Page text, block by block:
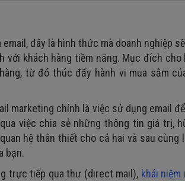
đây là hình thức mà doanh nghiệp
với khách hàng tiềm năng. Mục đích
từ đó thúc đẩy hành vi mua sắm
marketing chính là việc sử dụng email
việc chia sẻ những thông tin giá trị,
hệ thân thiết cho cả hai và sau cùng
bạn.
trực tiếp qua thư (direct mail), khái niệm